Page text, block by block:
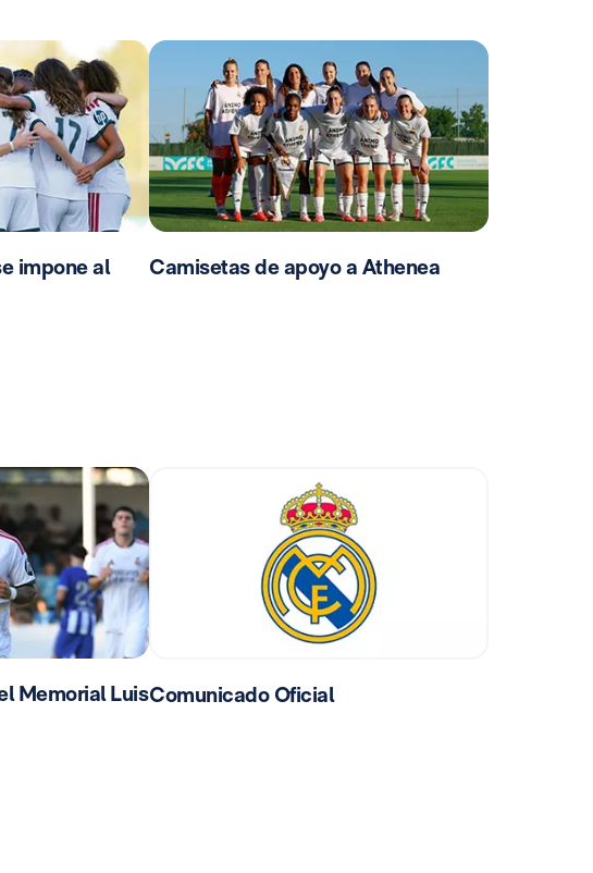
impone al
Camisetas de apoyo a Athenea
Memorial LuisComunicado Oficial